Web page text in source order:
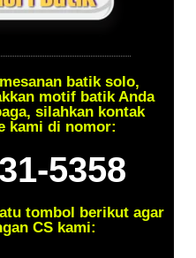
batik solo,
motif batik Anda
silahkan kontak
kami di nomor:
5358
tombol berikut agar
CS kami: